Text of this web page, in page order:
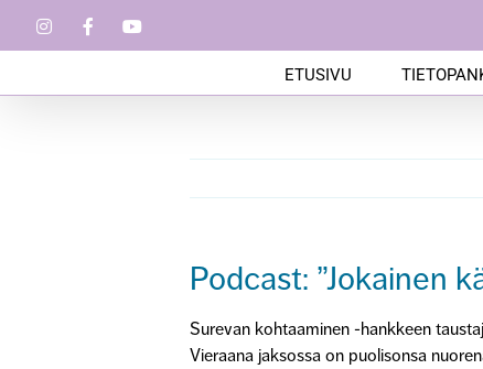
InstagramFacebook
ETUSIVU
Podcast: ”Jokainen
Surevan kohtaaminen -hankkeen
Vieraana jaksossa on puolisonsa